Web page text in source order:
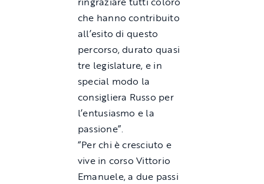
che hanno contribuito
all’esito di questo
percorso, durato quasi
tre legislature, e in
special modo la
consigliera Russo per
l’entusiasmo e la
passione”.
“Per chi è cresciuto e
vive in corso Vittorio
Emanuele, a due passi